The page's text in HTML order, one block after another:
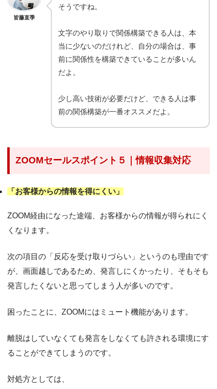
皆藤直季
そうですね。
文字のやり取りで関係構築できる人は、本
当に少ないのだけれど、自分の場合は、事
前に関係性を構築できていることが多いん
だよ。
少し高い技術が必要だけど、できる人は事
前の関係構築が一番オススメだよ。
ZOOMセールスポイント５｜情報収集対応
「お客様からの情報を得にくい」
ZOOM経由になった途端、お客様からの情報が得られにく
くなります。
次の項目の「反応を受け取りづらい」というのも理由です
が、画面越しであるため、発言しにくかったり、そもそも
発言したくないと思ってしまう人が多いのです。
困ったことに、ZOOMにはミュート機能があります。
離脱はしていなくても発言をしなくても許される環境にす
ることができてしまうのです。
対処方としては、